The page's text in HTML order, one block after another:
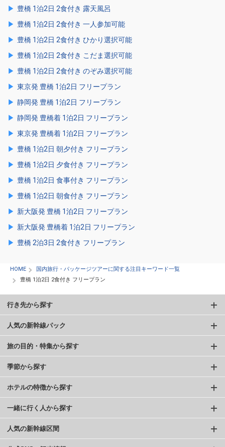
豊橋 1泊2日 2食付き 露天風呂
豊橋 1泊2日 2食付き 一人参加可能
豊橋 1泊2日 2食付き ひかり選択可能
豊橋 1泊2日 2食付き こだま選択可能
豊橋 1泊2日 2食付き のぞみ選択可能
東京発 豊橋 1泊2日 フリープラン
静岡発 豊橋 1泊2日 フリープラン
静岡発 豊橋着 1泊2日 フリープラン
東京発 豊橋着 1泊2日 フリープラン
豊橋 1泊2日 朝夕付き フリープラン
豊橋 1泊2日 夕食付き フリープラン
豊橋 1泊2日 食事付き フリープラン
豊橋 1泊2日 朝食付き フリープラン
新大阪発 豊橋 1泊2日 フリープラン
新大阪発 豊橋着 1泊2日 フリープラン
豊橋 2泊3日 2食付き フリープラン
HOME
国内旅行・パッケージツアーに関する注目キーワード一覧
豊橋 1泊2日 2食付き フリープラン
行き先から探す
人気の新幹線パック
旅の目的・特集から探す
季節から探す
ホテルの特徴から探す
一緒に行く人から探す
人気の新幹線区間